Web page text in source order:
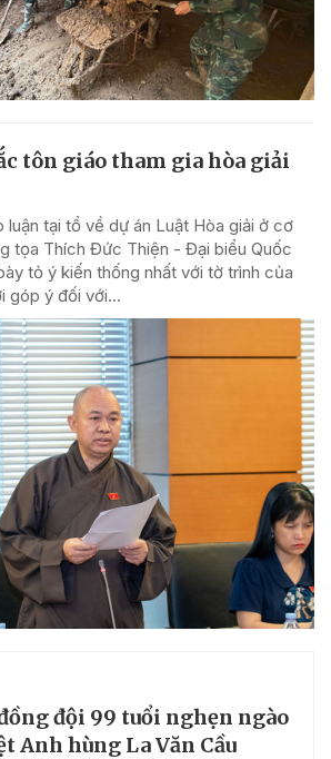
tôn giáo tham gia hòa giải
luận tại tổ về dự án Luật Hòa giải ở cơ
tọa Thích Đức Thiện - Đại biểu Quốc
tỏ ý kiến thống nhất với tờ trình của
góp ý đối với...
đội 99 tuổi nghẹn ngào
Anh hùng La Văn Cầu